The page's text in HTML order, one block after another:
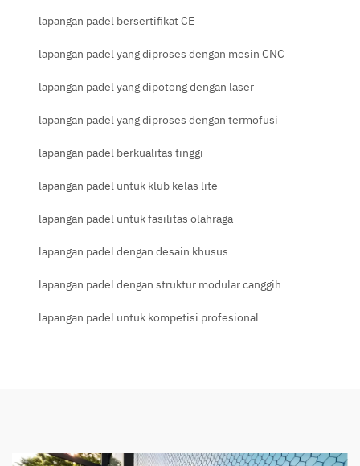
lapangan padel bersertifikat CE
lapangan padel yang diproses dengan mesin CNC
lapangan padel yang dipotong dengan laser
lapangan padel yang diproses dengan termofusi
lapangan padel berkualitas tinggi
lapangan padel untuk klub kelas lite
lapangan padel untuk fasilitas olahraga
lapangan padel dengan desain khusus
lapangan padel dengan struktur modular canggih
lapangan padel untuk kompetisi profesional